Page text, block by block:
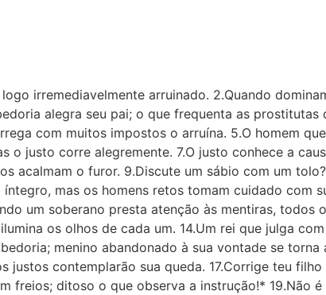
irremediavelmente arruinado. 2.Quando
alegra seu pai; o que frequenta as prostitutas
com muitos impostos o arruína. 5.O homem
o justo corre alegremente. 7.O justo conhece a
acalmam o furor. 9.Discute um sábio com um
mas os homens retos tomam cuidado com
um soberano presta atenção às mentiras, todos
os olhos de cada um. 14.Um rei que julga
menino abandonado à sua vontade se torna
justos contemplarão sua queda. 17.Corrige teu
freios; ditoso o que observa a instrução!* 19.Não